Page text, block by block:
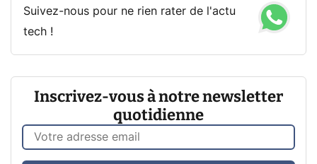
Suivez-nous pour ne rien rater de l'actu
tech !
Inscrivez-vous à notre newsletter
quotidienne